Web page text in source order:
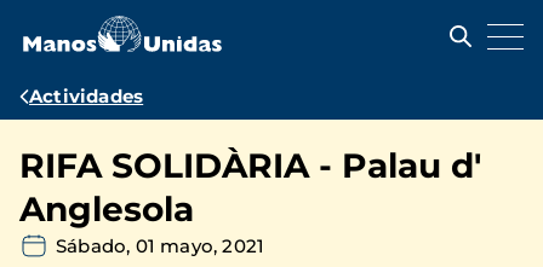
contenido
Ruta
navegación
Actividades
RIFA SOLIDÀRIA - Palau d'
Anglesola
Sábado, 01 mayo, 2021